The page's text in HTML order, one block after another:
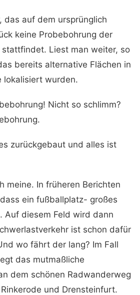
das auf dem ursprünglich
keine Probebohrung der
stattfindet. Liest man weiter, so
bereits alternative Flächen in
lokalisiert wurden.
Nicht so schlimm?
zurückgebaut und alles ist
meine. In früheren Berichten
ein fußballplatz- großes
Auf diesem Feld wird dann
ist schon dafür
wo fährt der lang? Im Fall
das mutmaßliche
dem schönen Radwanderweg
und Drensteinfurt.